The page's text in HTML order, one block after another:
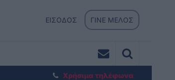
ΕΙΣΟΔΟΣ ΓΙΝΕ ΜΕΛΟΣ
Χρήσιμα τηλέφωνα